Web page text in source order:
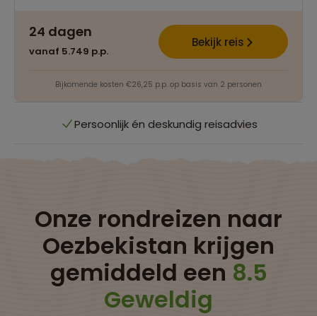
24 dagen
vanaf 5.749 p.p.
Bekijk reis
Bijkomende kosten €26,25 p.p. op basis van 2 personen
Best beoordeelde reisroutes
Persoonlijk én deskundig reisadvies
Best beoordeelde reisroutes
Onze rondreizen naar
Oezbekistan krijgen
gemiddeld een 8.5
Geweldig